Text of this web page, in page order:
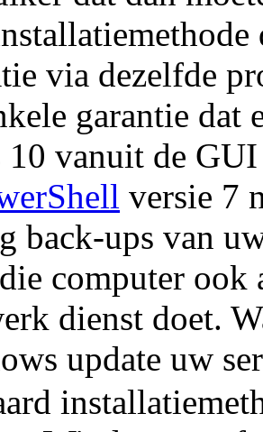
via dezelfde
garantie dat
vanuit de
versie 7
back-ups van
computer ook
dienst doet.
update uw